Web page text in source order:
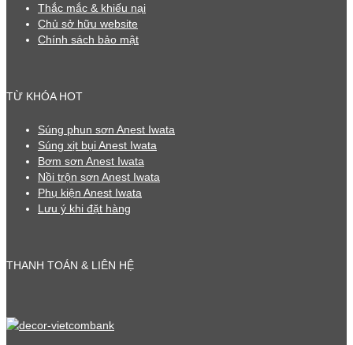
Thắc mắc & khiếu nại
Chủ sở hữu website
Chính sách bảo mật
TỪ KHÓA HOT
Súng phun sơn Anest Iwata
Súng xịt bụi Anest Iwata
Bơm sơn Anest Iwata
Nồi trộn sơn Anest Iwata
Phụ kiện Anest Iwata
Lưu ý khi đặt hàng
THANH TOÁN & LIÊN HỆ